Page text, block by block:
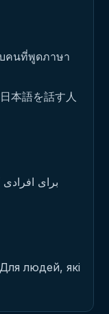
คนที่พูดภาษา
本語を話す人
людей, які